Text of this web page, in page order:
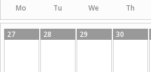
Mo Tu We Th
27 28 29 30